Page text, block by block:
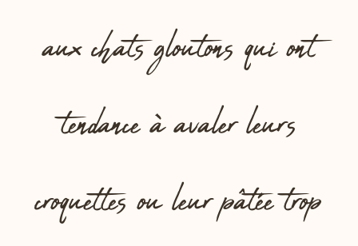
aux chats gloutons qui ont
tendance à avaler leurs
croquettes ou leur pâtée trop